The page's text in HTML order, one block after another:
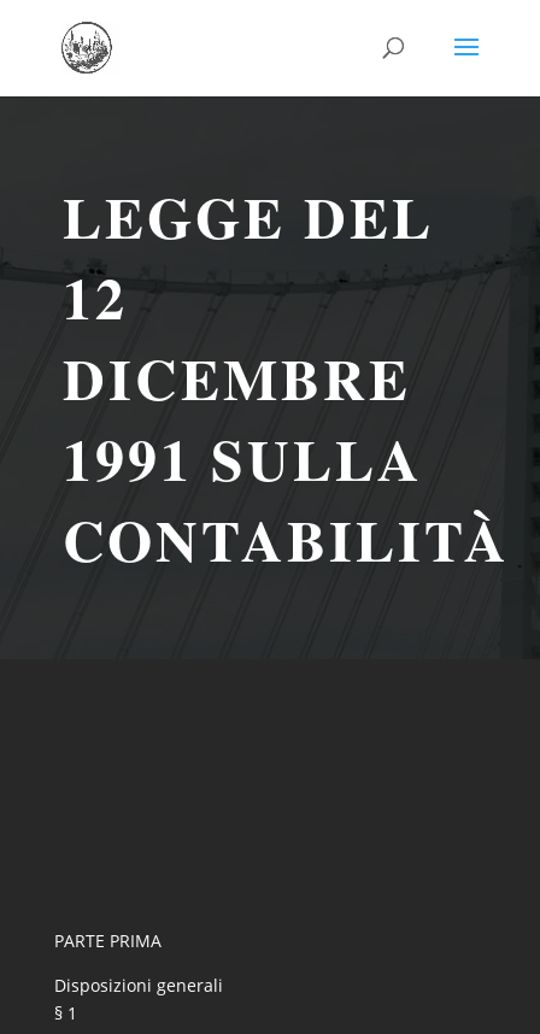
LEGGE DEL
12
DICEMBRE
1991 SULLA
CONTABILITÀ
PARTE PRIMA
Disposizioni generali
§ 1